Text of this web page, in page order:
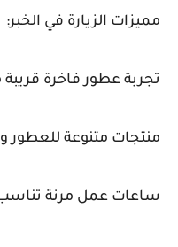
مميزات الزيارة في الخبر:
تجربة عطور فاخرة
منتجات متنوعة للعطور
ساعات عمل مرنة تناسب